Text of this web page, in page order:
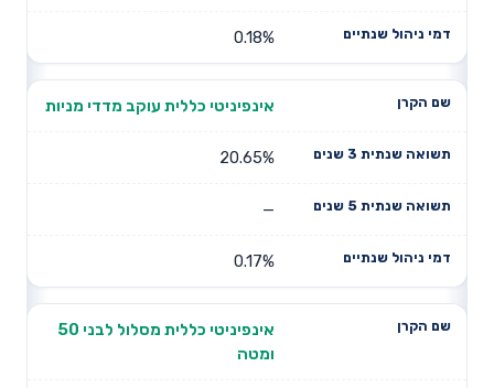
0.18%
אינפיניטי כללית עוקב מדדי מניות
20.65%
—
0.17%
אינפיניטי כללית מסלול לבני 50
ומטה